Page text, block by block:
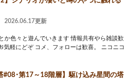
2026.06.17更新
か色々と遊んでいきます 情報共有やら雑談歓
気軽にどぞ コメ、フォローは歓喜。 ニコニコ
#08･第17～18階層】駆け込み星間の塔